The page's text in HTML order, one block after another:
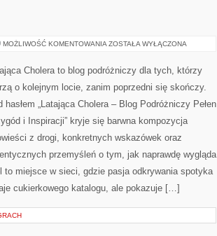
MOŻLIWOŚĆ KOMENTOWANIA OMAN
ZOSTAŁA WYŁĄCZONA
Cholera to blog podróżniczy dla tych, którzy
o kolejnym locie, zanim poprzedni się skończy.
hasłem „Latająca Cholera – Blog Podróżniczy Pełen
i Inspiracji” kryje się barwna kompozycja
z drogi, konkretnych wskazówek oraz
przemyśleń o tym, jak naprawdę wygląda
to miejsce w sieci, gdzie pasja odkrywania spotyka
cukierkowego katalogu, ale pokazuje […]